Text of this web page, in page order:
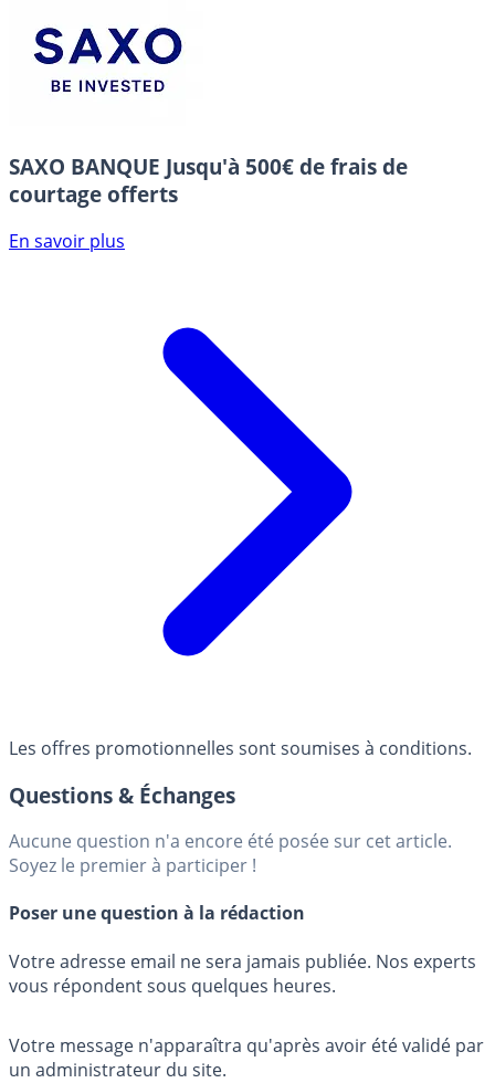
SAXO BANQUE Jusqu'à 500€ de frais de
courtage offerts
En savoir plus
Les offres promotionnelles sont soumises à conditions.
Questions & Échanges
Aucune question n'a encore été posée sur cet article.
Soyez le premier à participer !
Poser une question à la rédaction
Votre adresse email ne sera jamais publiée. Nos experts
vous répondent sous quelques heures.
Votre message n'apparaîtra qu'après avoir été validé par
un administrateur du site.